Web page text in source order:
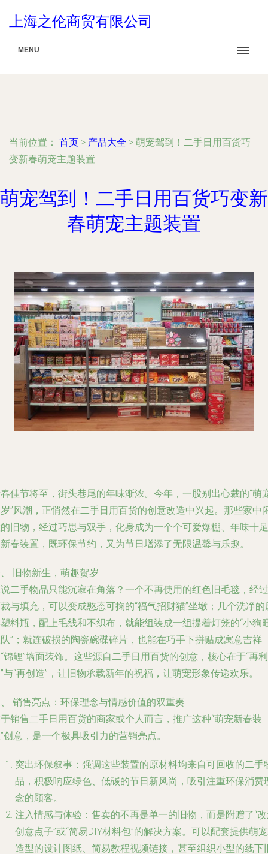
上海之伦商贸有限公司
MENU
当前位置： 首页 > 产品大全 > 萌宠驾到！二手日用百货巧
变新春萌宠主题装置
萌宠驾到！二手日用百货巧变新
春萌宠主题装置
佳节将至，街头巷尾的年味渐浓。今年，一股别出心裁的“萌
”风潮，正悄然在二手日用百货的创意改造中兴起。那些家中
旧物，经过巧思与双手，化身成为一个个可爱爆棚、年味十足
春装置，既环保节约，又为节日增添了无限温馨与乐趣。
旧物新生，萌趣贺岁
二手物品只能沉寂在角落？一个不再使用的红色旧毛毯，经过
与填充，可以变成憨态可掬的“福气招财猫”坐墩；几个洗净的
料瓶，配上毛线和不织布，就能组装成一组提着灯笼的“小狗
”；就连破损的陶瓷碗碟碎片，也能在巧手下拼贴成寓意吉祥
锦鲤”墙面装饰。这些源自二手日用百货的创意，核心在于“再利
与“再创造”，让旧物承载新年的祝福，让萌宠形象传递欢乐。
销售亮点：环保理念与情感价值的双重奏
销售二手日用百货的商家或个人而言，推广这种“萌宠新春装
创意，是一个极具吸引力的营销亮点。
突出环保叙事 ：强调这些装置的原材料均来自可回收的二手
品，积极响应绿色、低碳的节日新风尚，吸引注重环保消费
念的顾客。
注入情感与体验 ：售卖的不再是单一的旧物，而是附赠了“
创意点子”或“简易DIY材料包”的解决方案。可以配套提供萌宠
造型的设计图纸、简易教程视频链接，甚至组织小型的线下